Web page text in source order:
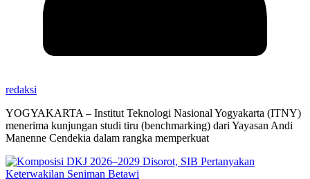
redaksi
YOGYAKARTA – Institut Teknologi Nasional Yogyakarta (ITNY)
menerima kunjungan studi tiru (benchmarking) dari Yayasan Andi
Manenne Cendekia dalam rangka memperkuat